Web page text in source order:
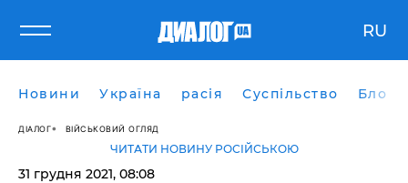
RU
Новини Україна расія Суспільство Блоги
ДІАЛОГ ВІЙСЬКОВИЙ ОГЛЯД
ЧИТАТИ НОВИНУ РОСІЙСЬКОЮ
31 грудня 2021, 08:08